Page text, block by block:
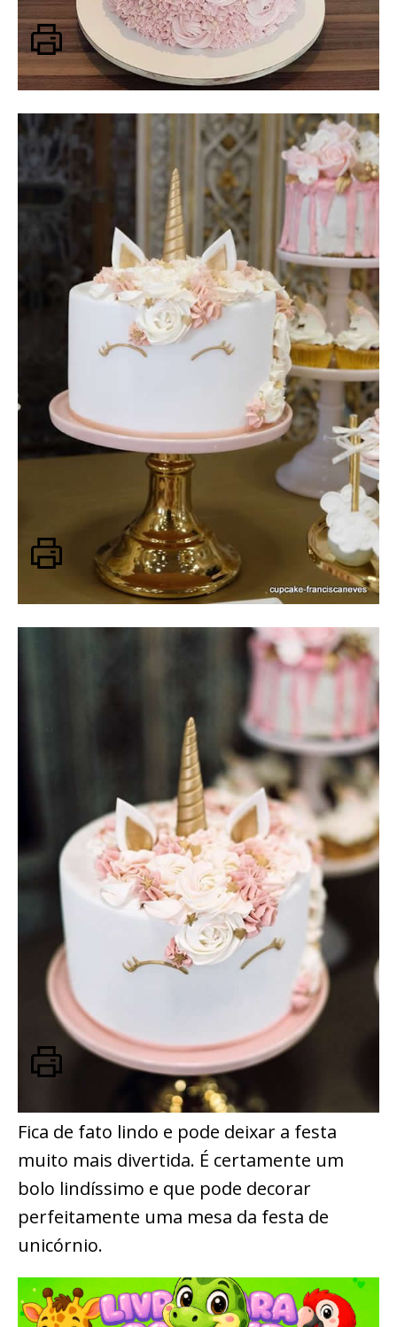
Fica de fato lindo e pode deixar a festa
muito mais divertida. É certamente um
bolo lindíssimo e que pode decorar
perfeitamente uma mesa da festa de
unicórnio.